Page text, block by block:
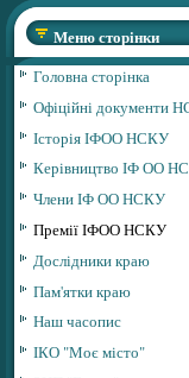
Меню сторінки
Головна сторінка
Офіційні документи
Історія ІФОО НСКУ
Керівництво ІФ ОО
Члени ІФ ОО НСКУ
Премії ІФОО НСКУ
Дослідники краю
Пам'ятки краю
Наш часопис
ІКО "Моє місто"